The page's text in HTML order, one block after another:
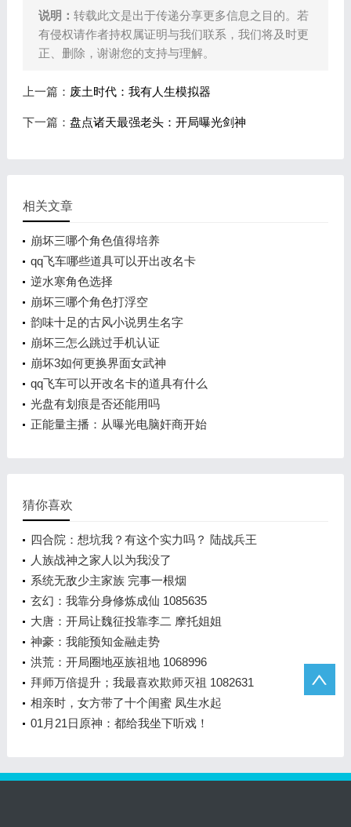
说明： 转载此文是出于传递分享更多信息之目的。若
有侵权请作者持权属证明与我们联系，我们将及时更
正、删除，谢谢您的支持与理解。
上一篇： 废土时代：我有人生模拟器
下一篇： 盘点诸天最强老头：开局曝光剑神
相关文章
崩坏三哪个角色值得培养
qq飞车哪些道具可以开出改名卡
逆水寒角色选择
崩坏三哪个角色打浮空
韵味十足的古风小说男生名字
崩坏三怎么跳过手机认证
崩坏3如何更换界面女武神
qq飞车可以开改名卡的道具有什么
光盘有划痕是否还能用吗
正能量主播：从曝光电脑奸商开始
猜你喜欢
四合院：想坑我？有这个实力吗？ 陆战兵王
人族战神之家人以为我没了
系统无敌少主家族 完事一根烟
玄幻：我靠分身修炼成仙 1085635
大唐：开局让魏征投靠李二 摩托姐姐
神豪：我能预知金融走势
洪荒：开局圈地巫族祖地 1068996
拜师万倍提升；我最喜欢欺师灭祖 1082631
相亲时，女方带了十个闺蜜 凤生水起
01月21日原神：都给我坐下听戏！